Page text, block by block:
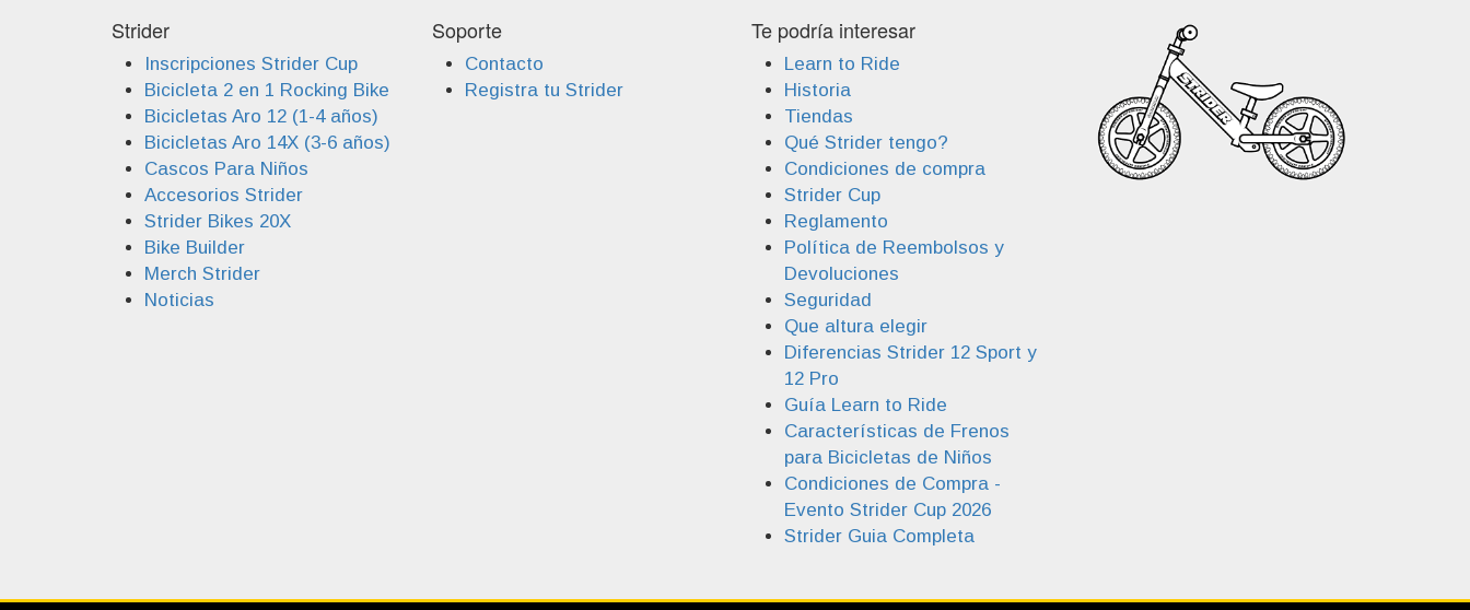
Strider
Inscripciones Strider Cup
Bicicleta 2 en 1 Rocking Bike
Bicicletas Aro 12 (1-4 años)
Bicicletas Aro 14X (3-6 años)
Cascos Para Niños
Accesorios Strider
Strider Bikes 20X
Bike Builder
Merch Strider
Noticias
Soporte
Contacto
Registra tu Strider
Te podría interesar
Learn to Ride
Historia
Tiendas
Qué Strider tengo?
Condiciones de compra
Strider Cup
Reglamento
Política de Reembolsos y
Devoluciones
Seguridad
Que altura elegir
Diferencias Strider 12 Sport y
12 Pro
Guía Learn to Ride
Características de Frenos
para Bicicletas de Niños
Condiciones de Compra -
Evento Strider Cup 2026
Strider Guia Completa